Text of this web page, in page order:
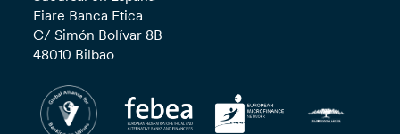
Fiare Banca Etica
C/ Simón Bolívar 8B
48010 Bilbao